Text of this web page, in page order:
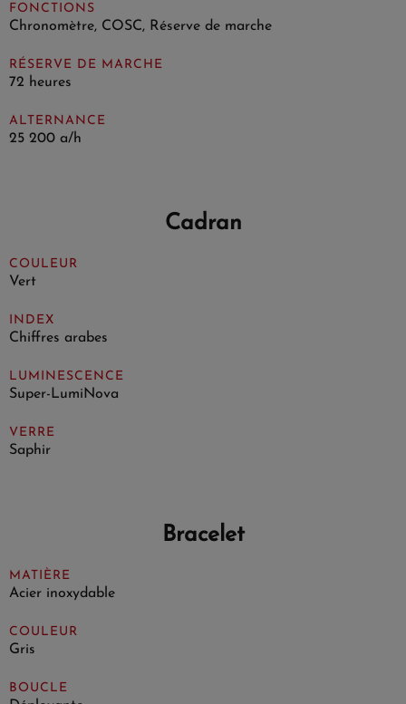
FONCTIONS
Chronomètre, COSC, Réserve de marche
RÉSERVE DE MARCHE
72 heures
ALTERNANCE
25 200 a/h
Cadran
COULEUR
Vert
INDEX
Chiffres arabes
LUMINESCENCE
Super-LumiNova
VERRE
Saphir
Bracelet
MATIÈRE
Acier inoxydable
COULEUR
Gris
BOUCLE